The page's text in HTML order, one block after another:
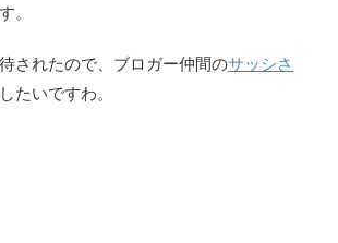
。
されたので、ブロガー仲間のサッシさ
たいですわ。